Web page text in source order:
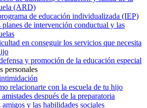
(ARD)
de educación individualizada (IEP)
planes de intervención conductual y las
en conseguir los servicios que necesita
y promoción de la educación especial
personales
relacionarte con la escuela de tu hijo
después de la preparatoria
amigos y las habilidades sociales